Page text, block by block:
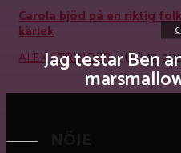
Jag testar Ben
Carola bjöd på en riktig
kärlek
ALEX STRINDER-JULI 17,